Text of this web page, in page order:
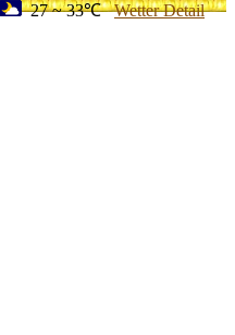
27 ~ 33℃ Wetter Detail